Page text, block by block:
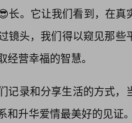
长。它让我们看到，在
镜头，我们得以窥见那
营幸福的智慧。
记录和分享生活的方式
和升华爱情最美好的见证。